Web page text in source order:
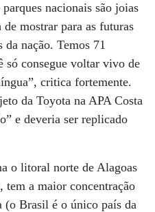
nacionais são joias
mostrar para as futuras
da nação. Temos 71
só consegue voltar vivo de
critica fortemente.
da Toyota na APA Costa
e deveria ser replicado
o litoral norte de Alagoas
tem a maior concentração
(o Brasil é o único país da